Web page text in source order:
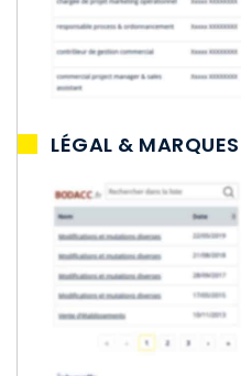
LÉGAL & MARQUES